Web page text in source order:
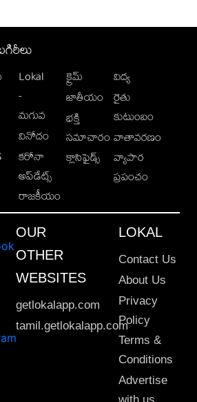
Lokal
-
మగువ
వినోదం
కరోనా
అప్‌డేట్స్
రాజకీయం
క్రైమ్
జాతీయం
భక్తి
సమాచారం
క్లాసిఫైడ్స్
విద్య
రైతు
కుటుంబం
వాతావరణం
వ్యాపార
ప్రపంచం
OUR
OTHER
WEBSITES
getlokalapp.com
tamil.getlokalapp.com
LOKAL
Contact Us
About Us
Privacy
Policy
Terms &
Conditions
Advertise